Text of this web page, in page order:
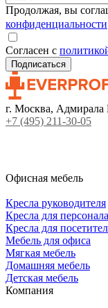
Продолжая, вы
конфиденциальности
Согласен с
г. Москва, Адмирала
+7 (495) 211-30-05
Офисная мебель
Кресла руководителя
Кресла для персонала
Кресла для
Мебель для офиса
Мягкая мебель
Домашняя мебель
Детская мебель
Компания